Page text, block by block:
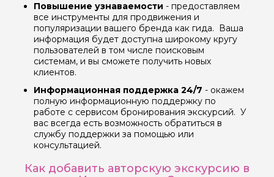
Повышение узнаваемости - предоставляем
все инструменты для продвижения и
популяризации вашего бренда как гида. Ваша
информация будет доступна широкому кругу
пользователей в том числе поисковым
системам, и вы сможете получить новых
клиентов.
Информационная поддержка 24/7 - окажем
полную информационную поддержку по
работе с сервисом бронирования экскурсий. У
вас всегда есть возможность обратиться в
службу поддержки за помощью или
консультацией.
Как добавить авторскую экскурсию в
Задайте свой вопрос гиду
Ваша электронная почта
Ваш номер телефона